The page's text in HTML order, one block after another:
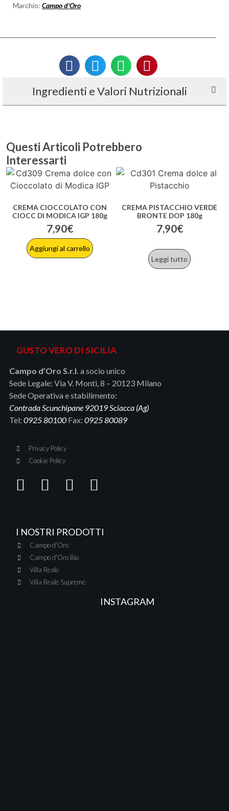
Marchio: Campo d'Oro
Ingredienti e Valori Nutrizionali
CREMA CIOCCOLATO CON
CIOCC DI MODICA IGP 180g
7,90€
Aggiungi al carrello
CREMA PISTACCHIO VERDE
BRONTE DOP 180g
7,90€
Leggi tutto
GUSTO VERO DI SICILIA
Campo d’Oro S.r.l. a socio unico
Sede Legale: Via V. Monti, 8 – 20123 Milano
Sede Operativa e stabilimento:
Contrada Scunchipane 92019 Sciacca (Ag)
Tel: 0925 80100 Fax: 0925 80089
Privacy Policy
Cookie Policy
I NOSTRI PRODOTTI
Campo d'Oro
Campo d'Oro Bio
Villa Reale
Villa Reale Supreme
INSTAGRAM